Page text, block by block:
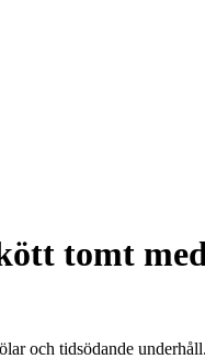
tomt
och tidsödande